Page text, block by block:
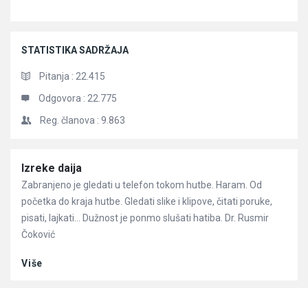
STATISTIKA SADRŽAJA
Pitanja : 22.415
Odgovora : 22.775
Reg. članova : 9.863
Članci
Izreke daija
Zabranjeno je gledati u telefon tokom hutbe. Haram. Od
početka do kraja hutbe. Gledati slike i klipove, čitati poruke,
pisati, lajkati… Dužnost je ponmo slušati hatiba. Dr. Rusmir
Čoković
Više